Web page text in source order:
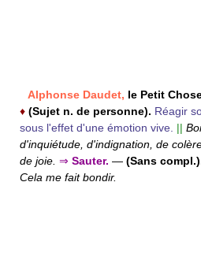
Alphonse Daudet, le Petit
♦ (Sujet n. de personne). Réagir
sous l'effet d'une émotion vive. ||
d'inquiétude, d'indignation, de
de joie. ⇒ Sauter. — (Sans
Cela me fait bondir.